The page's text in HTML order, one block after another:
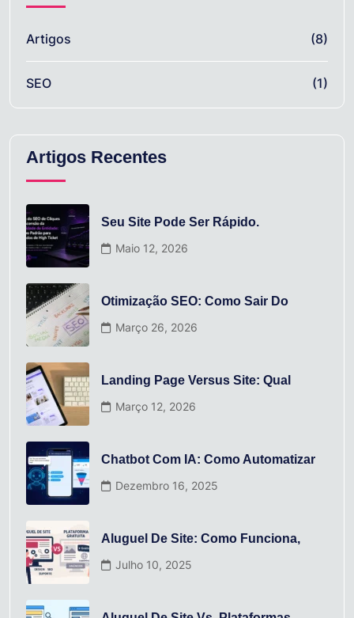
Artigos (8)
SEO (1)
Artigos Recentes
Seu Site Pode Ser Rápido.
Maio 12, 2026
Otimização SEO: Como Sair Do
Março 26, 2026
Landing Page Versus Site: Qual
Março 12, 2026
Chatbot Com IA: Como Automatizar
Dezembro 16, 2025
Aluguel De Site: Como Funciona,
Julho 10, 2025